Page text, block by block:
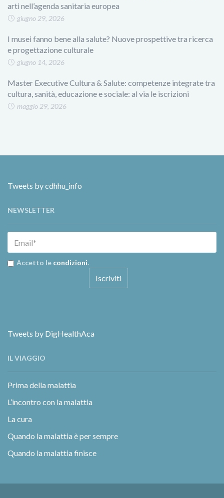
arti nell’agenda sanitaria europea
giugno 29, 2026
I musei fanno bene alla salute? Nuove prospettive tra ricerca
e progettazione culturale
giugno 14, 2026
Master Executive Cultura & Salute: competenze integrate tra
cultura, sanità, educazione e sociale: al via le iscrizioni
maggio 29, 2026
Tweets by cdhhu_info
NEWSLETTER
Accetto le condizioni.
Tweets by DigHealthAca
IL VIAGGIO
Prima della malattia
L’incontro con la malattia
La cura
Quando la malattia è per sempre
Quando la malattia finisce